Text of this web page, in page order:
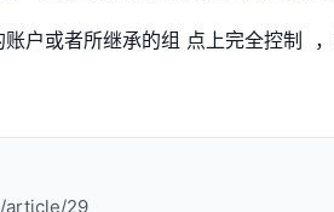
户或者所继承的组 点上完全控制 ，
article/29